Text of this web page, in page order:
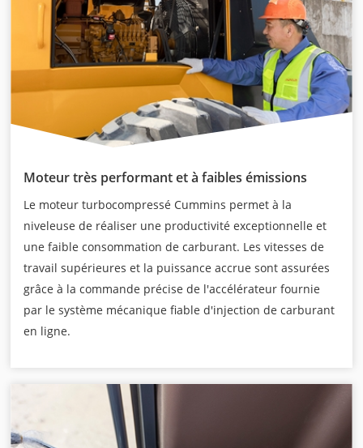
Moteur très performant et à faibles émissions
Le moteur turbocompressé Cummins permet à la
niveleuse de réaliser une productivité exceptionnelle et
une faible consommation de carburant. Les vitesses de
travail supérieures et la puissance accrue sont assurées
grâce à la commande précise de l'accélérateur fournie
par le système mécanique fiable d'injection de carburant
en ligne.